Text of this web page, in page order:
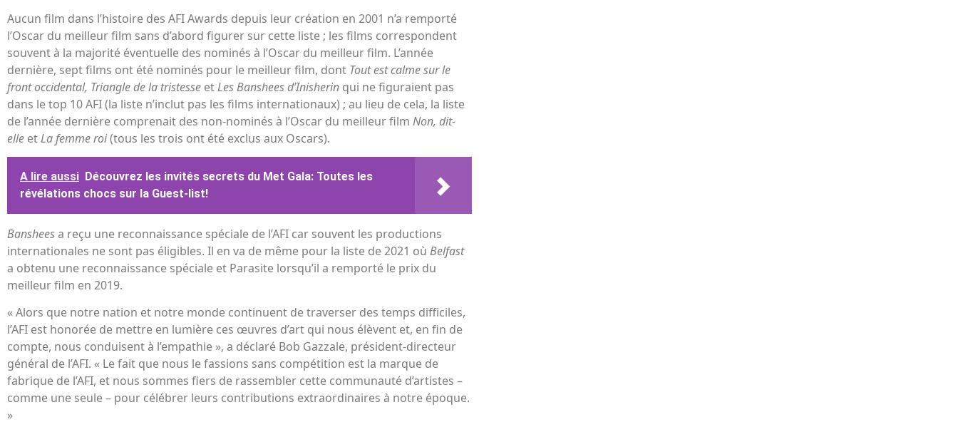
Aucun film dans l’histoire des AFI Awards depuis leur création en 2001 n’a remporté
l’Oscar du meilleur film sans d’abord figurer sur cette liste ; les films correspondent
souvent à la majorité éventuelle des nominés à l’Oscar du meilleur film. L’année
dernière, sept films ont été nominés pour le meilleur film, dont Tout est calme sur le
front occidental, Triangle de la tristesse etLes Banshees d’Inisherin qui ne figuraient pas
dans le top 10 AFI (la liste n’inclut pas les films internationaux) ; au lieu de cela, la liste
de l’année dernière comprenait des non-nominés à l’Oscar du meilleur film Non, dit-
elle etLa femme roi(tous les trois ont été exclus aux Oscars).
A lire aussi Découvrez les invités secrets du Met Gala: Toutes les
révélations chocs sur la Guest-list!
Bansheesa reçu une reconnaissance spéciale de l’AFI car souvent les productions
internationales ne sont pas éligibles. Il en va de même pour la liste de 2021 où Belfast
a obtenu une reconnaissance spéciale et Parasite lorsqu’il a remporté le prix du
meilleur film en 2019.
« Alors que notre nation et notre monde continuent de traverser des temps difficiles,
l’AFI est honorée de mettre en lumière ces œuvres d’art qui nous élèvent et, en fin de
compte, nous conduisent à l’empathie », a déclaré Bob Gazzale, président-directeur
général de l’AFI. « Le fait que nous le fassions sans compétition est la marque de
fabrique de l’AFI, et nous sommes fiers de rassembler cette communauté d’artistes –
comme une seule – pour célébrer leurs contributions extraordinaires à notre époque.
»